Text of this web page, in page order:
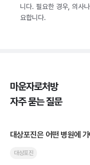
니다. 필요한 경우, 의사
요합니다.
마운자로처방
자주 묻는 질문
대상포진은 어떤 병원에
대상포진